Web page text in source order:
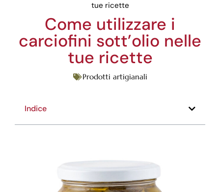
tue ricette
Come utilizzare i
carciofini sott’olio nelle
tue ricette
Prodotti artigianali
Indice